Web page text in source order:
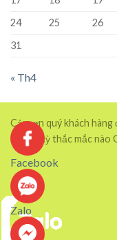
24
25 26
31
« Th4
Cảm ơn quý khách
có bất kỳ thắc mắc nào
Zalo
Facebook